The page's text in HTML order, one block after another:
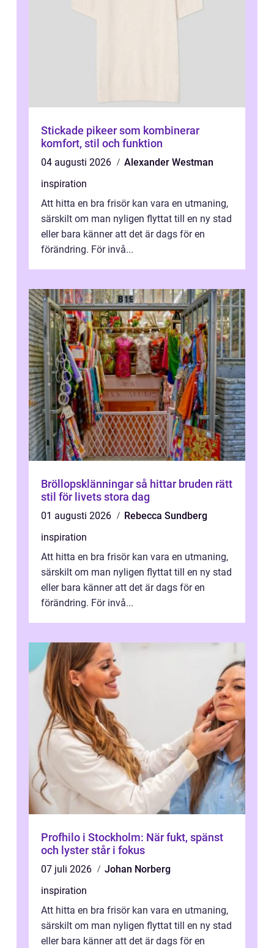
Stickade pikeer som kombinerar
komfort, stil och funktion
04 augusti 2026
Alexander Westman
inspiration
Att hitta en bra frisör kan vara en utmaning,
särskilt om man nyligen flyttat till en ny stad
eller bara känner att det är dags för en
förändring. För invå...
Bröllopsklänningar så hittar bruden rätt
stil för livets stora dag
01 augusti 2026
Rebecca Sundberg
inspiration
Att hitta en bra frisör kan vara en utmaning,
särskilt om man nyligen flyttat till en ny stad
eller bara känner att det är dags för en
förändring. För invå...
Profhilo i Stockholm: När fukt, spänst
och lyster står i fokus
07 juli 2026
Johan Norberg
inspiration
Att hitta en bra frisör kan vara en utmaning,
särskilt om man nyligen flyttat till en ny stad
eller bara känner att det är dags för en